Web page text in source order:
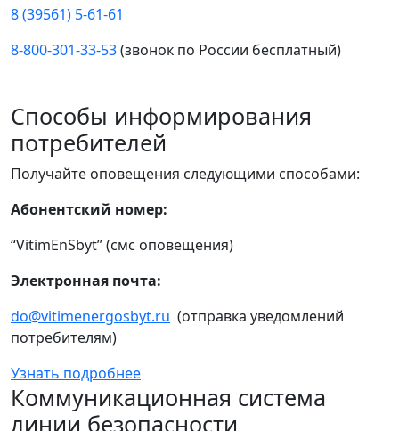
8 (39561) 5-61-61
8-800-301-33-53(звонок по России бесплатный)
Способы информирования
потребителей
Получайте оповещения следующими способами:
Абонентский номер:
“VitimEnSbyt” (смс оповещения)
Электронная почта:
do@vitimenergosbyt.ru (отправка уведомлений
потребителям)
Узнать подробнее
Коммуникационная система
линии безопасности